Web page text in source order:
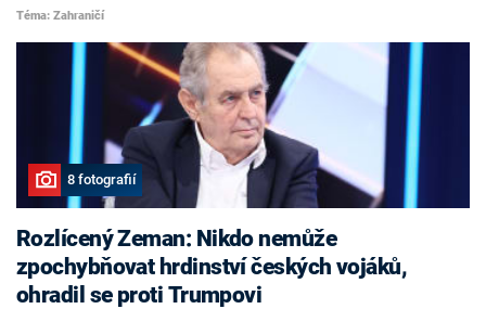
Téma: Zahraničí
8 fotografií
Rozlícený Zeman: Nikdo nemůže
zpochybňovat hrdinství českých vojáků,
ohradil se proti Trumpovi